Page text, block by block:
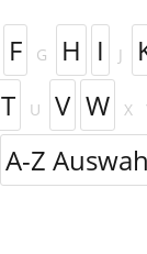
F G H I J
T U V W X
A-Z